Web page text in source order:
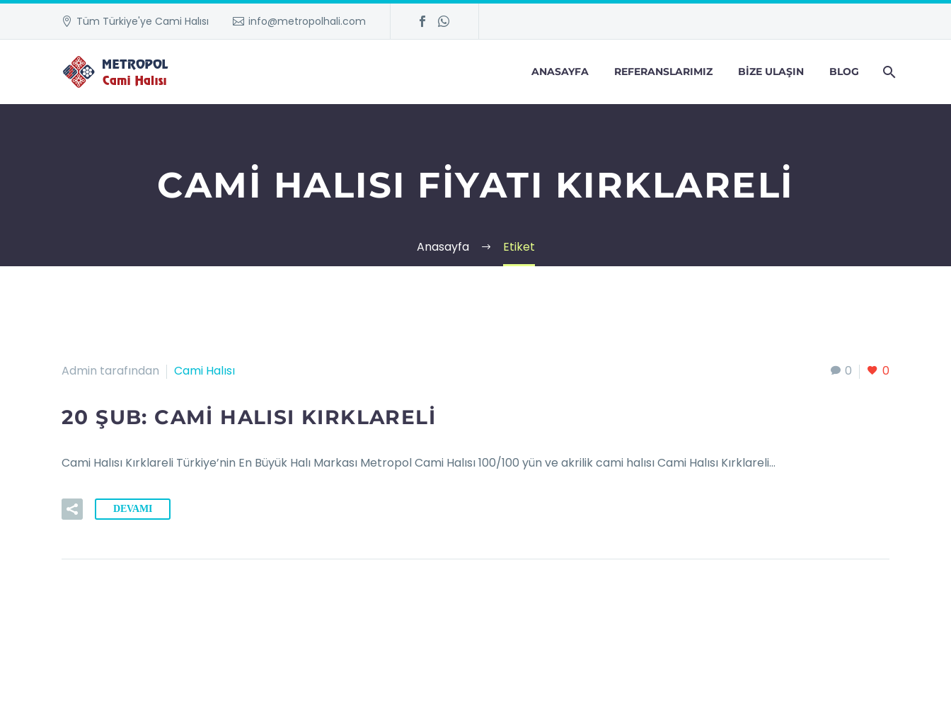
Tüm Türkiye'ye Cami Halısı info@metropolhali.com
ANASAYFA REFERANSLARIMIZ BIZE ULAŞIN BLOG
CAMI HALISI FIYATI KIRKLARELI
Anasayfa Etiket
0 0
Admin tarafından Cami Halısı
20 ŞUB: CAMI HALISI KIRKLARELI
Cami Halısı Kırklareli Türkiye’nin En Büyük Halı Markası Metropol Cami Halısı 100/100 yün ve akrilik cami halısı Cami Halısı Kırklareli…
DEVAMI